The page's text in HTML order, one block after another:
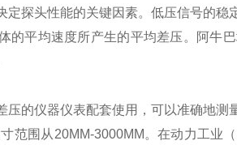
定探头性能的关键因素。低压信号的
的平均速度所产生的平均差压。阿牛
压的仪器仪表配套使用，可以准确地
范围从20MM-3000MM。在动力工业